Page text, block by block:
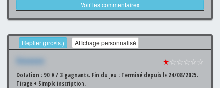
Voir les commentaires
Replier (provis.) Affichage personnalisé
Xxxxxxx ★☆☆☆☆☆
Dotation : 90 € / 3 gagnants. Fin du jeu : Terminé depuis le 24/08/2025.
Tirage + Simple inscription.